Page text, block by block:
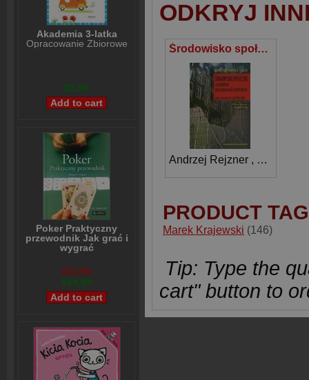
Akademia 3-latka
Opracowanie Zbiorowe
$2,99
Poker Praktyczny
przewodnik Jak grać i
wygrać
$23,99
$19,99
ODKRYJ
Środowisko społeczne a problem przestępczości nieletnich Terapia w resocjalizacji część 3, dane statystyczne z lat 1994-2006
Andrzej Rejzner , Justyna
PRODUCT
Marek Krajewski (146)
Tip: Type the
cart" button to